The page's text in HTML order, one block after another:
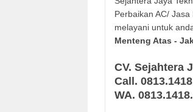
Perbaikan AC/
melayani untuk
Menteng Atas -
CV. Sejahtera
Call.
WA.